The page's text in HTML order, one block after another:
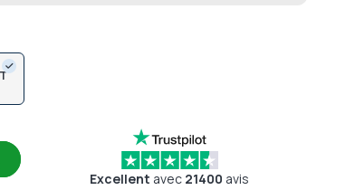
Excellent avec 21400 avis